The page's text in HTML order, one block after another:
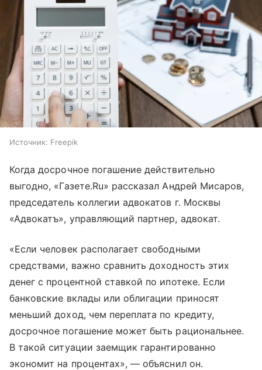
Источник: Freepik
Когда досрочное погашение действительно
выгодно, «Газете.Ru» рассказал Андрей Мисаров,
председатель коллегии адвокатов г. Москвы
«Адвокатъ», управляющий партнер, адвокат.
«Если человек располагает свободными
средствами, важно сравнить доходность этих
денег с процентной ставкой по ипотеке. Если
банковские вклады или облигации приносят
меньший доход, чем переплата по кредиту,
досрочное погашение может быть рациональнее.
В такой ситуации заемщик гарантированно
экономит на процентах», — объяснил он.